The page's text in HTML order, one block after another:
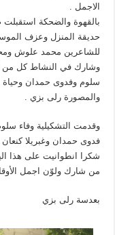
الاجمل .
بالقهوة والضحكة
حديقة المنزل وعزف
للشاعرين محمد علوش
وشارك في النشاط كل من
سلوم وفدوى حمدان
والمصورة رلى بزي .
وقدمت التشكيلية وفاء
فدوى حمدان وغبريلا كنعان
شكرا انطوانيت على هذا
من شارك ولوّن اجمل
بعدسة رلى بزي